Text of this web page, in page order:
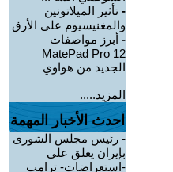
- تأثير الميلاتونين
والمغنيسيوم على الأرق
- أبرز مواصفات
MatePad Pro 12
الجديد من هواوي
المزيد.....
احدث الأخبار المهمة
- رئيس مجلس الشورى
بإيران يعلق على
-استعراضات- ترامب